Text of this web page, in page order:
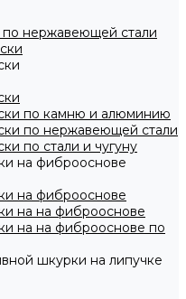
по нержавеющей стали
по камню и алюминию
по нержавеющей стали
по стали и чугуну
на фиброоснове
на фиброоснове
на на фиброоснове
на на фиброоснове по
шкурки на липучке